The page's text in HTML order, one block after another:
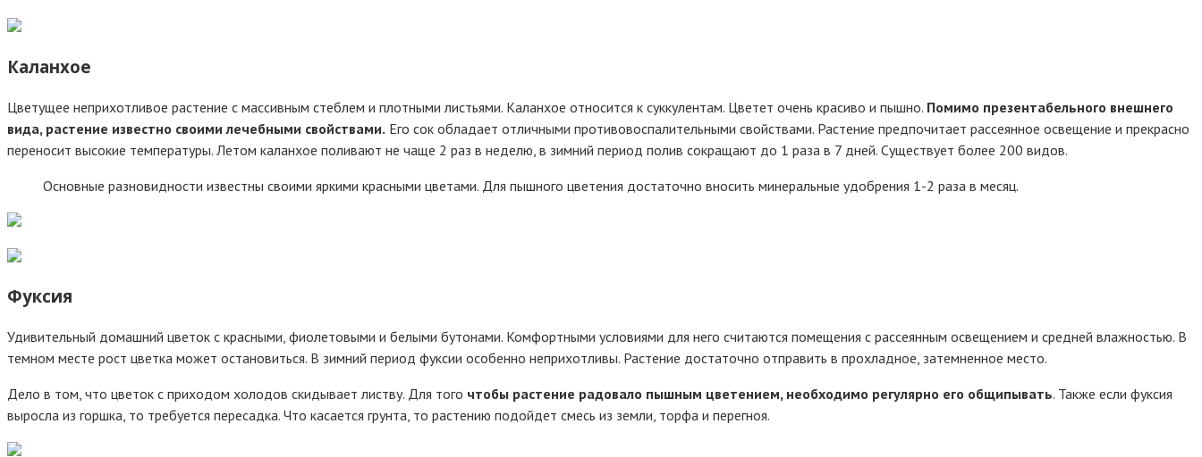
Каланхое
Цветущее неприхотливое растение с массивным стеблем и плотными листьями. Каланхое относится к суккулентам. Цветет очень красиво и пышно. Помимо презентабельного внешнего
вида, растение известно своими лечебными свойствами. Его сок обладает отличными противовоспалительными свойствами. Растение предпочитает рассеянное освещение и прекрасно
переносит высокие температуры. Летом каланхое поливают не чаще 2 раз в неделю, в зимний период полив сокращают до 1 раза в 7 дней. Существует более 200 видов.
Основные разновидности известны своими яркими красными цветами. Для пышного цветения достаточно вносить минеральные удобрения 1-2 раза в месяц.
Фуксия
Удивительный домашний цветок с красными, фиолетовыми и белыми бутонами. Комфортными условиями для него считаются помещения с рассеянным освещением и средней влажностью. В
темном месте рост цветка может остановиться. В зимний период фуксии особенно неприхотливы. Растение достаточно отправить в прохладное, затемненное место.
Дело в том, что цветок с приходом холодов скидывает листву. Для того чтобы растение радовало пышным цветением, необходимо регулярно его общипывать. Также если фуксия
выросла из горшка, то требуется пересадка. Что касается грунта, то растению подойдет смесь из земли, торфа и перегноя.